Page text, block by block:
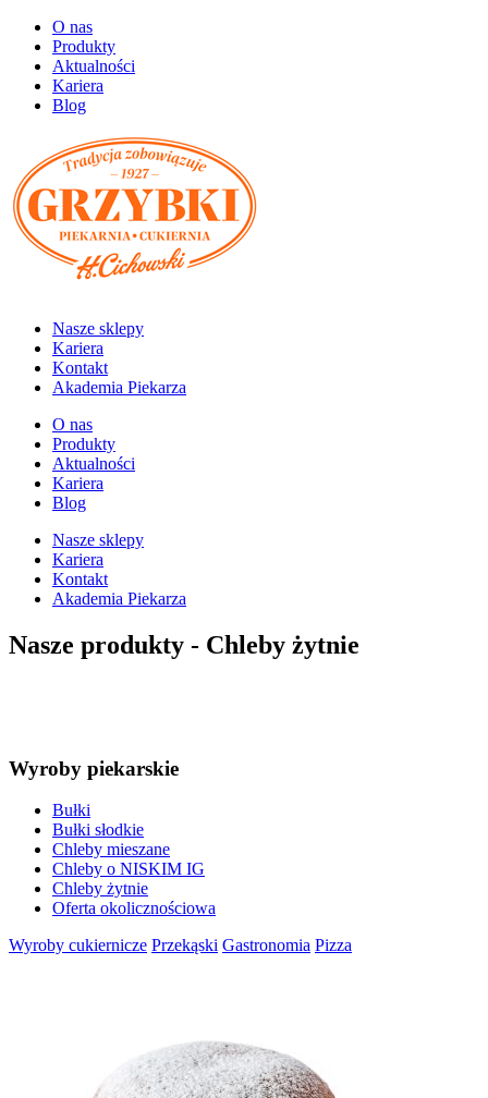
O nas
Produkty
Aktualności
Kariera
Blog
Nasze sklepy
Kariera
Kontakt
Akademia Piekarza
O nas
Produkty
Aktualności
Kariera
Blog
Nasze sklepy
Kariera
Kontakt
Akademia Piekarza
Nasze produkty - Chleby żytnie
Wyroby piekarskie
Bułki
Bułki słodkie
Chleby mieszane
Chleby o NISKIM IG
Chleby żytnie
Oferta okolicznościowa
Wyroby cukiernicze Przekąski Gastronomia Pizza